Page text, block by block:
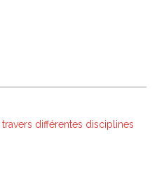
différentes disciplines